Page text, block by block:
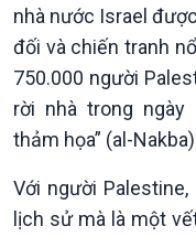
Nhận diện sự thật
Pháp luật và đời sống
nhà nước Israel
đối và chiến tranh
750.000 người
rời nhà trong ngày
thảm họa” (al-
Với người
lịch sử mà là một